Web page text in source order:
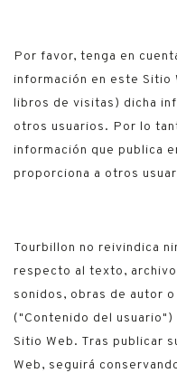
Por favor, tenga en
información en este Sitio
libros de visitas) dicha
otros usuarios. Por lo
información que publica
proporciona a otros
Tourbillon no reivindica
respecto al texto,
sonidos, obras de autor
("Contenido del
Sitio Web. Tras publicar
Web, seguirá